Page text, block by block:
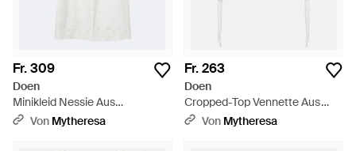
Fr. 309
Doen
Minikleid Nessie Aus
Baumwolle - Weiß
Von Mytheresa
Fr. 263
Doen
Cropped-Top Vennette Aus
Spitze - Weiß
Von Mytheresa